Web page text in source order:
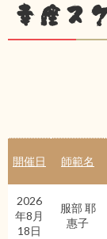
幸座ス
開催日 師範名
2026
年8月
18日
服部 耶
惠子